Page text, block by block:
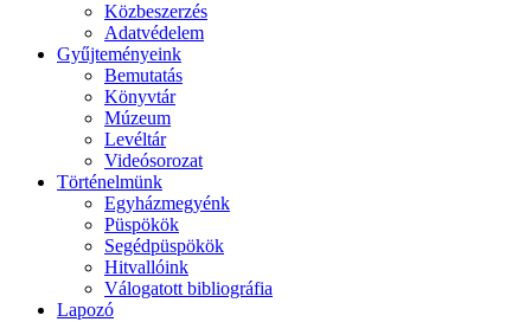
Közbeszerzés
Adatvédelem
Gyűjteményeink
Bemutatás
Könyvtár
Múzeum
Levéltár
Videósorozat
Történelmünk
Egyházmegyénk
Püspökök
Segédpüspökök
Hitvallóink
Válogatott bibliográfia
Lapozó